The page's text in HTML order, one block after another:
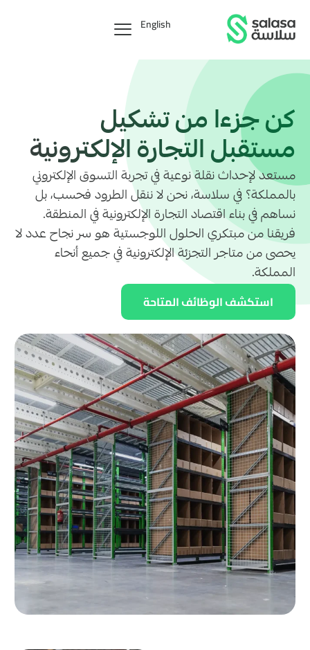
English
كن جزءاً من تشكيل
مستقبل التجارة الإلكترونية
مستعد لإحداث نقلة نوعية في تجربة التسوق الإلكتروني
بالمملكة؟ في سلاسة، نحن لا ننقل الطرود فحسب، بل
نساهم في بناء اقتصاد التجارة الإلكترونية في المنطقة.
فريقنا من مبتكري الحلول اللوجستية هو سر نجاح عدد لا
يحصى من متاجر التجزئة الإلكترونية في جميع أنحاء
المملكة.
استكشف الوظائف المتاحة